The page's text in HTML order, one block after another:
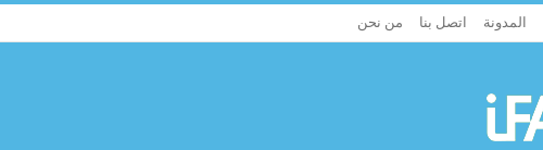
المدونة اتصل بنا من نحن